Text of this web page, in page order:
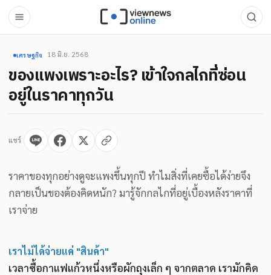
เศรษฐกิจ 18 มิ.ย. 2568
ของแพงเพราะอะไร? เข้าใจกลไกที่ซ่อน
อยู่ในราคาทุกวัน
แชร์
ราคาของทุกอย่างดูจะแพงขึ้นทุกปี ทำไมสิ่งที่เคยซื้อได้ง่ายจึง
กลายเป็นของต้องคิดหนัก? มารู้จักกลไกที่อยู่เบื้องหลังราคาที่
เราจ่าย
เราไม่ได้จ่ายแค่ "สินค้า"
เวลาซื้อกาแฟแก้วหนึ่งหรือผักถุงเล็ก ๆ จากตลาด เรามักคิด